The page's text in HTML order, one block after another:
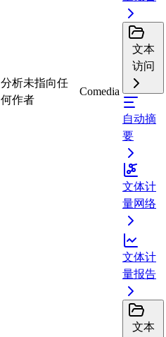
分析未指向任
何作者
Comedia
文本
访问
自动摘
要
文体计
量网络
文体计
量报告
文本